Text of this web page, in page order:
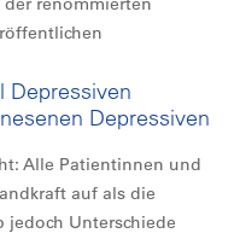
Depressiven
Depressiven
Alle Patientinnen und
auf als die
Unterschiede